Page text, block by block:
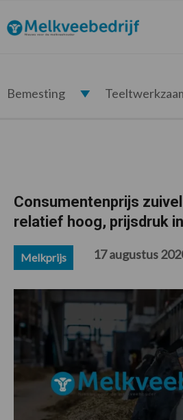
de
hoofdnavigatie
de
hoofd
de
eerste
de
voettekst
Melkveebedrijf.nl
Bemesting
Consumentenprijs
relatief hoog, prijsdruk
Melkprijs 17 augustus